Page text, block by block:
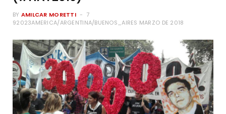
BY AMILCAR MORETTI
7
92023AMERICA/ARGENTINA/BUENOS_AIRES MARZO DE 2018